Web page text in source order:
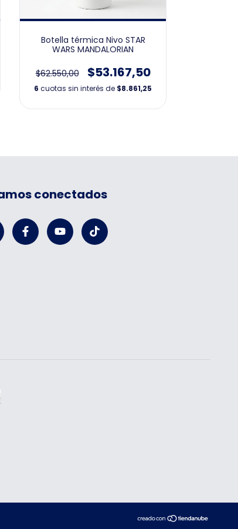
Botella térmica Nivo STAR
WARS MANDALORIAN
$62.550,00 $53.167,50
6 cuotas sin interés de $8.861,25
conectados